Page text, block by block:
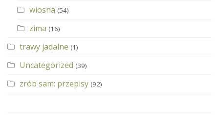
wiosna (54)
zima (16)
trawy jadalne (1)
Uncategorized (39)
zrób sam: przepisy (92)